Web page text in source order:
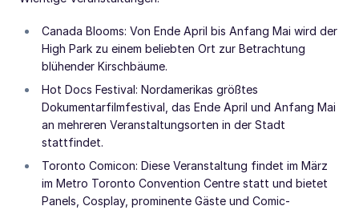
Canada Blooms: Von Ende April bis Anfang Mai wird der
High Park zu einem beliebten Ort zur Betrachtung
blühender Kirschbäume.
Hot Docs Festival: Nordamerikas größtes
Dokumentarfilmfestival, das Ende April und Anfang Mai
an mehreren Veranstaltungsorten in der Stadt
stattfindet.
Toronto Comicon: Diese Veranstaltung findet im März
im Metro Toronto Convention Centre statt und bietet
Panels, Cosplay, prominente Gäste und Comic-